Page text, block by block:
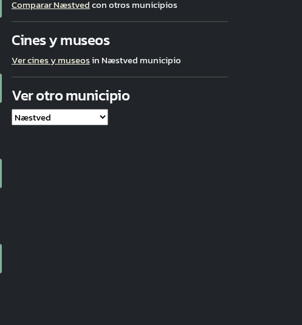
Comparar Næstvedcon otros municipios
Cines y museos
Ver cines y museosin Næstved municipio
Ver otro municipio